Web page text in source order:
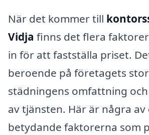
När det kommer till
Vidja finns det flera
in för att fastställa priset.
beroende på företagets
städningens omfattning
av tjänsten. Här är några av
betydande faktorerna som